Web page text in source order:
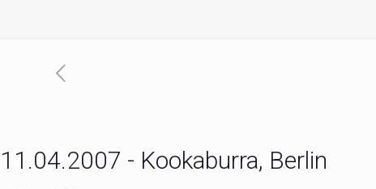
11.04.2007 - Kookaburra, Berlin